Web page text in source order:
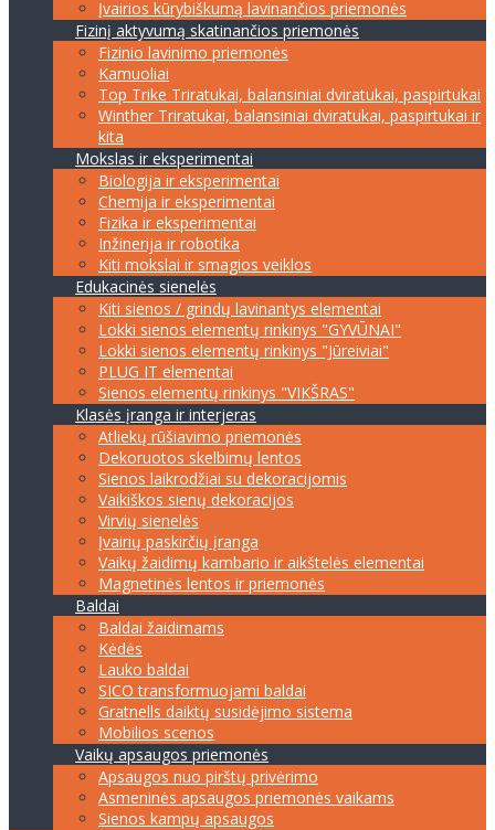
Įvairios kūrybiškumą lavinančios priemonės
Fizinį aktyvumą skatinančios priemonės
Fizinio lavinimo priemonės
Kamuoliai
Top Trike Triratukai, balansiniai dviratukai, paspirtukai
Winther Triratukai, balansiniai dviratukai, paspirtukai ir
kita
Mokslas ir eksperimentai
Biologija ir eksperimentai
Chemija ir eksperimentai
Fizika ir eksperimentai
Inžinerija ir robotika
Kiti mokslai ir smagios veiklos
Edukacinės sienelės
Kiti sienos / grindų lavinantys elementai
Lokki sienos elementų rinkinys "GYVŪNAI"
Lokki sienos elementų rinkinys "Jūreiviai"
PLUG IT elementai
Sienos elementų rinkinys "VIKŠRAS"
Klasės įranga ir interjeras
Atliekų rūšiavimo priemonės
Dekoruotos skelbimų lentos
Sienos laikrodžiai su dekoracijomis
Vaikiškos sienų dekoracijos
Virvių sienelės
Įvairių paskirčių įranga
Vaikų žaidimų kambario ir aikštelės elementai
Magnetinės lentos ir priemonės
Baldai
Baldai žaidimams
Kėdės
Lauko baldai
SICO transformuojami baldai
Gratnells daiktų susidėjimo sistema
Mobilios scenos
Vaikų apsaugos priemonės
Apsaugos nuo pirštų privėrimo
Asmeninės apsaugos priemonės vaikams
Sienos kampų apsaugos